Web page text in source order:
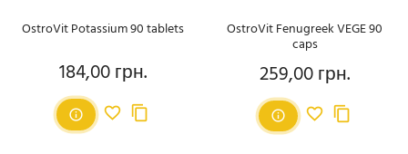
OstroVit Potassium 90 tablets
Ціна
184,00 грн.
OstroVit Fenugreek VEGE 90
caps
Ціна
259,00 грн.